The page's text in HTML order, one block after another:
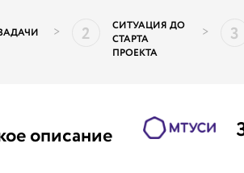
> 2
СИТУАЦИЯ ДО
СТАРТА
ПРОЕКТА
> 3
описание